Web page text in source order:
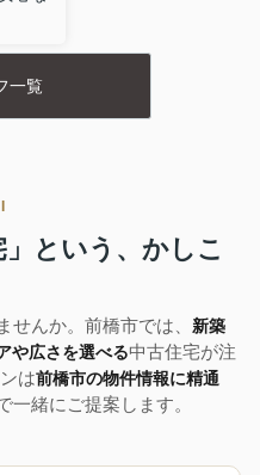
一覧
という、かしこ
せんか。前橋市では、 新築
や広さを選べる中古住宅が注
は前橋市の物件情報に精通
一緒にご提案します。